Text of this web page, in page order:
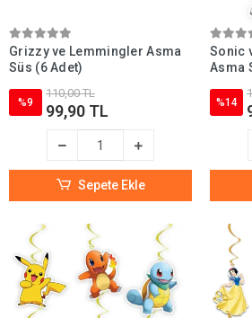
Grizzy ve Lemmingler Asma
Süs (6 Adet)
%9
110,00 TL
99,90 TL
Sepete Ekle
Sonic
Asma
%14